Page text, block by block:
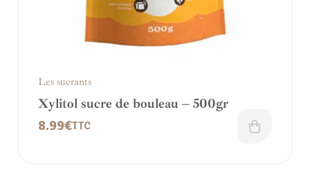
Les sucrants
Xylitol sucre de bouleau – 500gr
8.99€TTC